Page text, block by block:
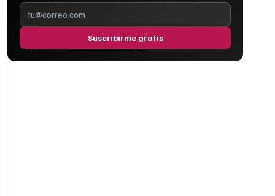
Suscribirme gratis